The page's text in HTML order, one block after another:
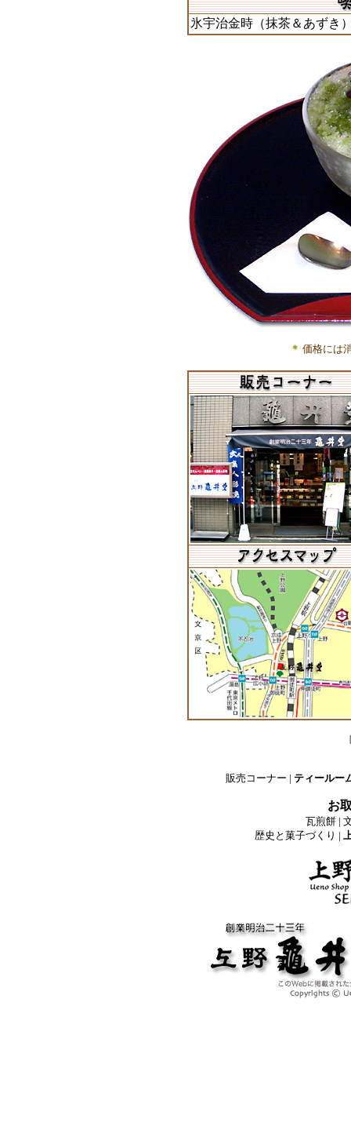
氷宇治金時（抹茶＆あずき
＊ 価格には
販売コーナー | ティールー
お
瓦煎餅 |
歴史と菓子づくり |